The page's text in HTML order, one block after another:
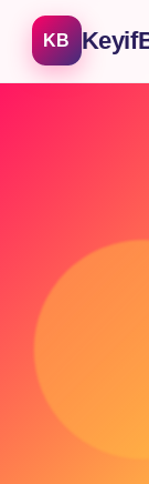
KB